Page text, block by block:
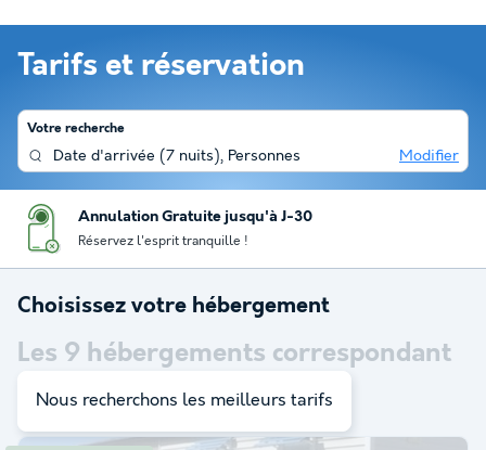
Tarifs et réservation
Votre recherche
Date d'arrivée (7 nuits), Personnes Modifier
Annulation Gratuite jusqu'à J-30
Réservez l'esprit tranquille !
Choisissez votre hébergement
Les 9 hébergements correspondant
à votre sélection
Nous recherchons les meilleurs tarifs